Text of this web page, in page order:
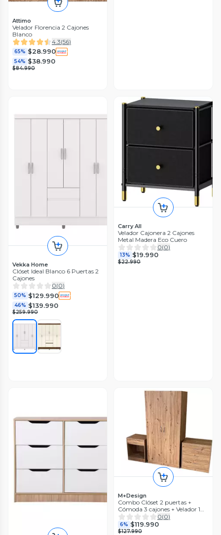
Attimo
Velador Florencia 2 Cajones
Blanco
4.3(56)
65% $28.990
54% $38.990
$84.990
Vekka Home
Clóset Ideal Blanco 6 Puertas 2
Cajones
0(0)
50% $129.990
46% $139.990
$259.990
Carry All
Velador Cajonera 2 Cajones
Metal Madera Eco Cuero
0(0)
13% $19.990
$22.990
M+Design
Combo Clóset 2 puertas +
Cómoda 3 cajones + Velador 1
cajón café claro
0(0)
6% $119.990
$127.990